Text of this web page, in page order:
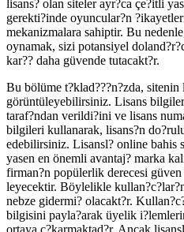
lisans? olan siteler ayr?ca çe?itli
gerekti?inde oyuncular?n
mekanizmalara sahiptir. Bu
oynamak, sizi potansiyel
kar?? daha güvende tutacakt?r.
Bu bölüme t?klad???n?zda,
görüntüleyebilirsiniz. Lisans
taraf?ndan verildi?ini ve lisans
bilgileri kullanarak, lisans?n
edebilirsiniz. Lisansl? online bahis
yasen en önemli avantaj? marka
firman?n popülerlik derecesi
leyecektir. Böylelikle
nebze gidermi? olacakt?r.
bilgisini payla?arak üyelik
ortaya ç?karmaktad?r. Ancak